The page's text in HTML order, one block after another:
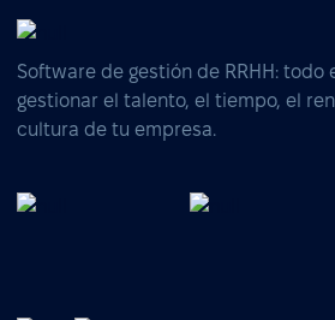
Software de gestión de RRHH: todo
gestionar el talento, el tiempo, el
cultura de tu empresa.